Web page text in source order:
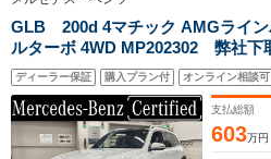
GLB 200d 4マチック AMGライン
ルターボ 4WD MP202302 弊社
ッケージ アドバンスドパッケー
スプレイ パノラミックスライデ
古車2年付
ディーラー保証 購入プラン付 オンライン相談可
支払総額
603万円